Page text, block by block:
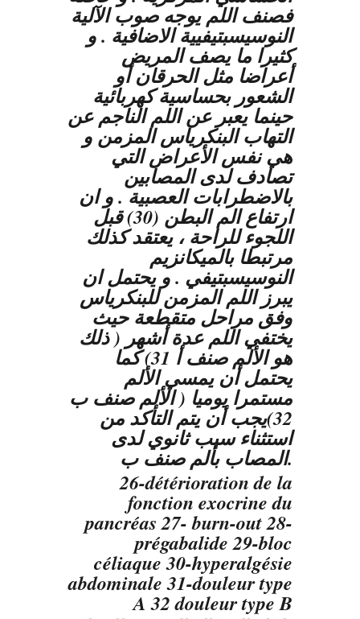
فصنف اللم يوجه صوب الآلية
النوسيسبتيفيية الاضافية . و
كثيرا ما يصف المريض
أعراضا مثل الحرقان أو
الشعور بحساسية كهربائية
حينما يعبر عن اللم الناجم عن
التهاب البنكرياس المزمن و
هي نفس الأعراض التي
تصادف لدى المصابين
بالاضطرابات العصبية . و ان
ارتفاع الم البطن (30) قبل
اللجوء للراحة ، يعتقد كذلك
مرتبطا بالميكانزيم
النوسيسبتيفي . و يحتمل ان
يبرز اللم المزمن للبنكرياس
وفق مراحل متقطعة حيث
يختفي اللم عدة أشهر ( ذلك
هو الألم صنف أ 31) كما
يحتمل أن يمسي الألم
مستمرا يوميا ( الألم صنف ب
32)يجب أن يتم التأكد من
استثناء سبب ثانوي لدى
المصاب بألم صنف ب.
26-détérioration de la
fonction exocrine du
pancréas 27- burn-out 28-
prégabalide 29-bloc
céliaque 30-hyperalgésie
abdominale 31-douleur type
A 32 douleur type B